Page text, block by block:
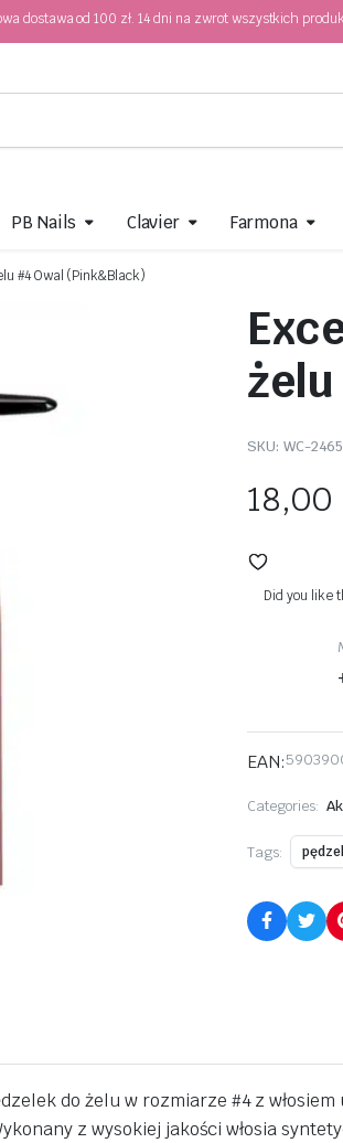
dostawa od 100 zł. 14 dni na zwrot wszystkich
PB Nails Clavier Farmona
#4 Owal (Pink&Black)
SKU: WC-
18,00
Did you like
EAN:
Categories:
Tags:
do żelu w rozmiarze #4 z
z wysokiej jakości włosia